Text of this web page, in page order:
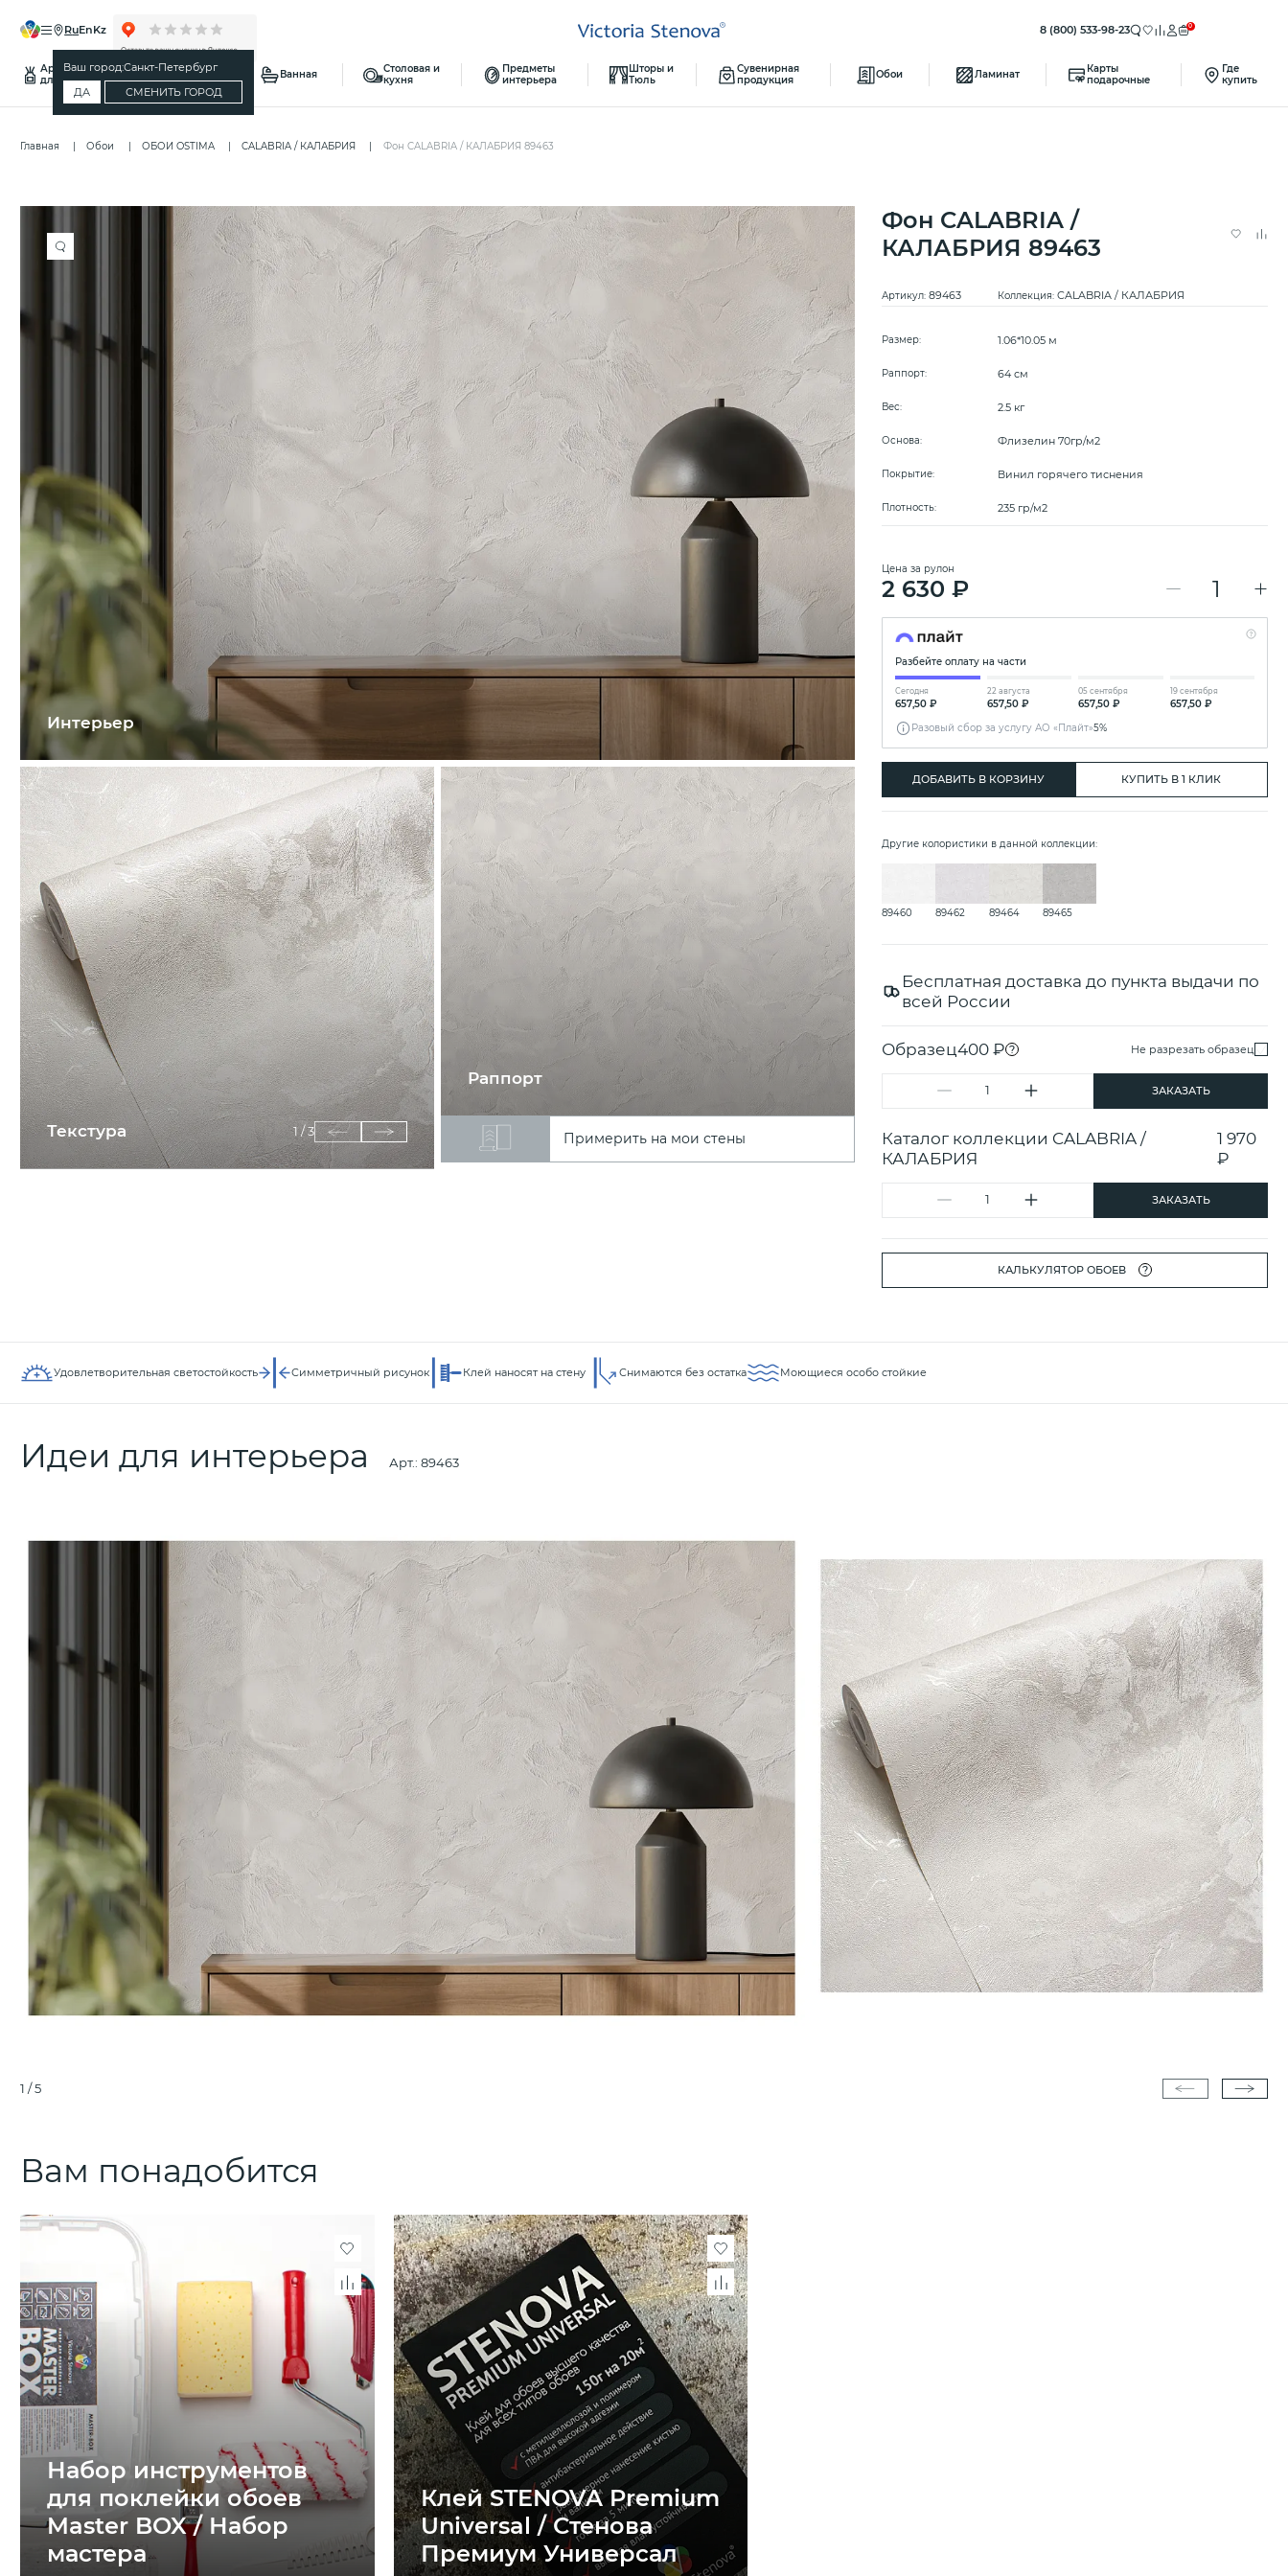
Ваш город:Санкт-Петербург
ДА
СМЕНИТЬ ГОРОД
ru en kz 8 (800) 533-98-23 0
Ароматы
для дома
Спальня Ванная
Столовая и
кухня
Предметы
интерьера
Шторы и
Тюль
Сувенирная
продукция
Обои Ламинат
Карты
подарочные
Где
купить
Главная Обои ОБОИ OSTIMA CALABRIA / КАЛАБРИЯ Фон CALABRIA / КАЛАБРИЯ 89463
Интерьер
Текстура 1/3
Раппорт
Примерить на мои стены
Фон CALABRIA /
КАЛАБРИЯ 89463
Артикул:89463 Коллекция:CALABRIA / КАЛАБРИЯ
Размер: 1.06*10.05 м
Раппорт: 64 см
Вес: 2.5 кг
Основа: Флизелин 70гр/м2
Покрытие: Винил горячего тиснения
Плотность: 235 гр/м2
Цена за рулон
2 630 ₽
Разбейте оплату на части
Сегодня
657,50 ₽
22 августа
657,50 ₽
05 сентября
657,50 ₽
19 сентября
657,50 ₽
Разовый сбор за услугу АО «Плайт»5%
ДОБАВИТЬ В КОРЗИНУ КУПИТЬ В 1 КЛИК
Другие колористики в данной коллекции:
89460 89462 89464 89465
Бесплатная доставка до пункта выдачи по
всей России
Образец400 ₽ ? Не разрезать образец
ЗАКАЗАТЬ
Каталог коллекции CALABRIA /
КАЛАБРИЯ
1 970
₽
ЗАКАЗАТЬ
КАЛЬКУЛЯТОР ОБОЕВ ?
Удовлетворительная светостойкость Симметричный рисунок Клей наносят на стену Снимаются без остатка Моющиеся особо стойкие
Идеи для интерьера Арт.: 89463
1 /5
Вам понадобится
Набор инструментов
для поклейки обоев
Master BOX / Набор
мастера
Клей STENOVA Premium
Universal / Стенова
Премиум Универсал